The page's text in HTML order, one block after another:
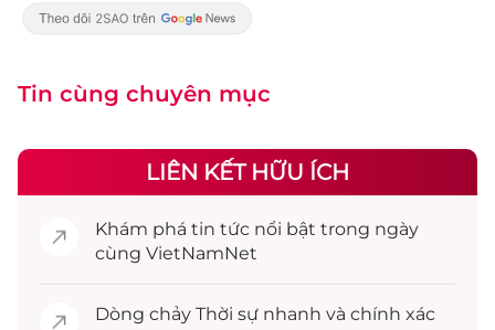
Tin cùng chuyên mục
LIÊN KẾT HỮU ÍCH
Khám phá tin tức nổi bật trong ngày
cùng VietNamNet
Dòng chảy Thời sự nhanh và chính xác